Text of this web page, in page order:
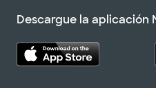
Descargue la aplicación